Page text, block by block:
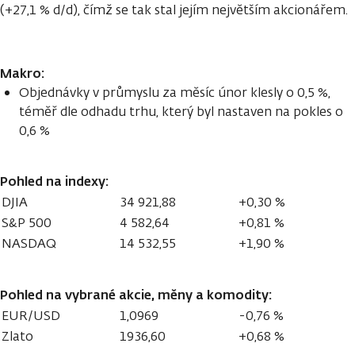
(+27,1 % d/d), čímž se tak stal jejím největším akcionářem.
Makro:
Objednávky v průmyslu za měsíc únor klesly o 0,5 %,
téměř dle odhadu trhu, který byl nastaven na pokles o
0,6 %
Pohled na indexy:
DJIA 34 921,88
+0,30 %
S&P 500
4 582,64
+0,81 %
NASDAQ
14 532,55 +1,90 %
Pohled na vybrané akcie, měny a komodity:
EUR/USD 1,0969
-0,76 %
Zlato
1936,60
+0,68 %